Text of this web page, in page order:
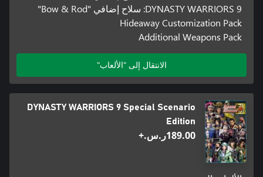
DYNASTY WARRIORS 9: سلاح إضافي "Bow & Rod"
Hideaway Customization Pack
Additional Weapons Pack
الانتقال إلى "الألعاب"
DYNASTY WARRIORS 9 Special Scenario
Edition
‪ر.س.‏‎189.00‬+